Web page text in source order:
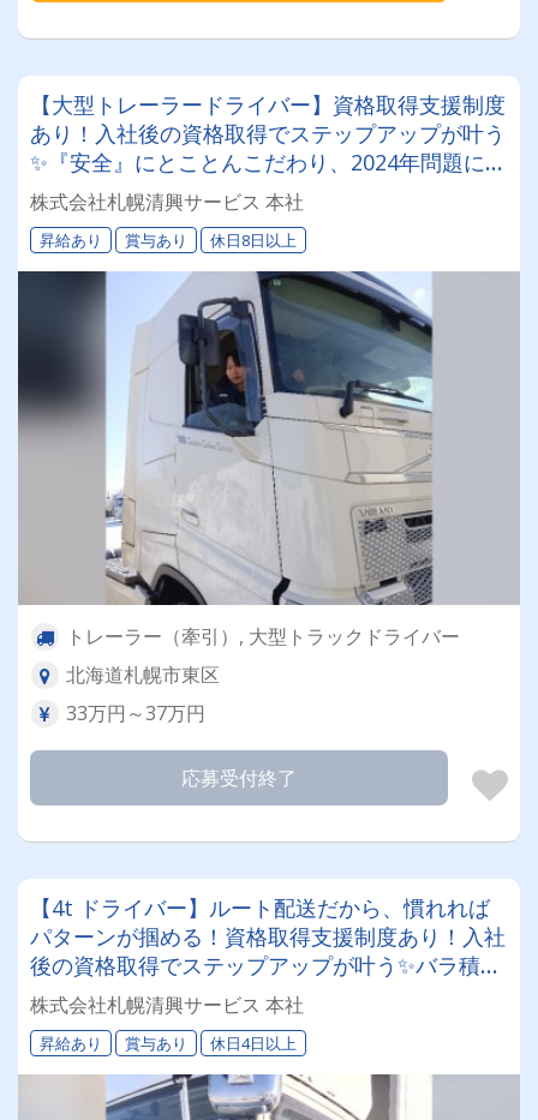
【大型トレーラードライバー】資格取得支援制度
あり！入社後の資格取得でステップアップが叶う
✨『安全』にとことんこだわり、2024年問題にも
徹底対応しています。
株式会社札幌清興サービス 本社
昇給あり 賞与あり 休日8日以上
トレーラー（牽引）, 大型トラックドライバー
北海道札幌市東区
33万円～37万円
応募受付終了
【4t ドライバー】ルート配送だから、慣れれば
パターンが掴める！資格取得支援制度あり！入社
後の資格取得でステップアップが叶う✨バラ積み
バラ卸しは一切無し！荷役作業負担が少ないお仕
事です！
株式会社札幌清興サービス 本社
昇給あり 賞与あり 休日4日以上